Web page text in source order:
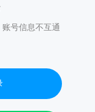
号信息不互通